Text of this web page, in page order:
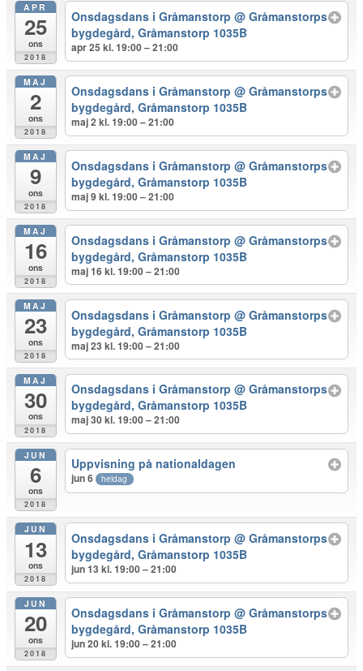
APR
25
ons
2018
Onsdagsdans i Gråmanstorp@ Gråmanstorps
bygdegård, Gråmanstorp 1035B
apr 25 kl. 19:00 – 21:00
MAJ
2
ons
2018
Onsdagsdans i Gråmanstorp@ Gråmanstorps
bygdegård, Gråmanstorp 1035B
maj 2 kl. 19:00 – 21:00
MAJ
9
ons
2018
Onsdagsdans i Gråmanstorp@ Gråmanstorps
bygdegård, Gråmanstorp 1035B
maj 9 kl. 19:00 – 21:00
MAJ
16
ons
2018
Onsdagsdans i Gråmanstorp@ Gråmanstorps
bygdegård, Gråmanstorp 1035B
maj 16 kl. 19:00 – 21:00
MAJ
23
ons
2018
Onsdagsdans i Gråmanstorp@ Gråmanstorps
bygdegård, Gråmanstorp 1035B
maj 23 kl. 19:00 – 21:00
MAJ
30
ons
2018
Onsdagsdans i Gråmanstorp@ Gråmanstorps
bygdegård, Gråmanstorp 1035B
maj 30 kl. 19:00 – 21:00
JUN
6
ons
2018
Uppvisning på nationaldagen
jun 6 heldag
JUN
13
ons
2018
Onsdagsdans i Gråmanstorp@ Gråmanstorps
bygdegård, Gråmanstorp 1035B
jun 13 kl. 19:00 – 21:00
JUN
20
ons
2018
Onsdagsdans i Gråmanstorp@ Gråmanstorps
bygdegård, Gråmanstorp 1035B
jun 20 kl. 19:00 – 21:00